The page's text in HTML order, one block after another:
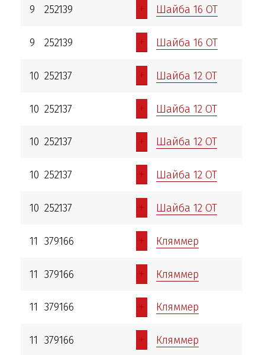
9 252139 + Шайба 16 ОТ
9 252139 + Шайба 16 ОТ
10 252137 + Шайба 12 ОТ
10 252137 + Шайба 12 ОТ
10 252137 + Шайба 12 ОТ
10 252137 + Шайба 12 ОТ
10 252137 + Шайба 12 ОТ
11 379166 + Кляммер
11 379166 + Кляммер
11 379166 + Кляммер
11 379166 + Кляммер